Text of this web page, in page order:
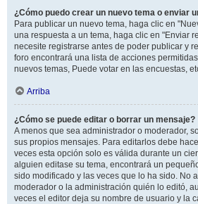
¿Cómo puedo crear un nuevo tema o enviar
Para publicar un nuevo tema, haga clic en
una respuesta a un tema, haga clic en "Enviar
necesite registrarse antes de poder publicar y
foro encontrará una lista de acciones
nuevos temas, Puede votar en las encuestas,
Arriba
¿Cómo se puede editar o borrar un mensaje?
A menos que sea administrador o moderador,
sus propios mensajes. Para editarlos debe
veces esta opción solo es válida durante un
alguien editase su tema, encontrará un
sido modificado y las veces que lo ha sido. No
moderador o la administración quién lo editó,
veces el editor deja su nombre de usuario y la